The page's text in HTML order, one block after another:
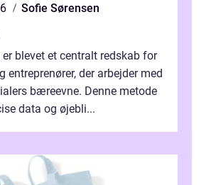
Sofie Sørensen
blevet et centralt redskab for
entreprenører, der arbejder med
bæreevne. Denne metode
data og øjebli...